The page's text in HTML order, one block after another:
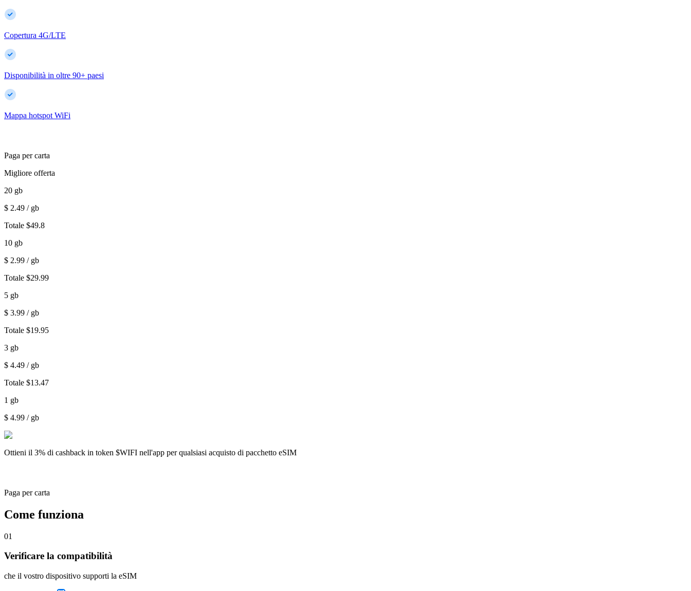
Copertura 4G/LTE
Disponibilità in oltre 90+ paesi
Mappa hotspot WiFi
Paga per carta
Migliore offerta
20 gb
$ 2.49 / gb
Totale $49.8
10 gb
$ 2.99 / gb
Totale $29.99
5 gb
$ 3.99 / gb
Totale $19.95
3 gb
$ 4.49 / gb
Totale $13.47
1 gb
$ 4.99 / gb
Ottieni il 3% di cashback in token $WIFI nell'app per qualsiasi acquisto di pacchetto eSIM
Paga per carta
Come funziona
01
Verificare la compatibilità
che il vostro dispositivo supporti la eSIM